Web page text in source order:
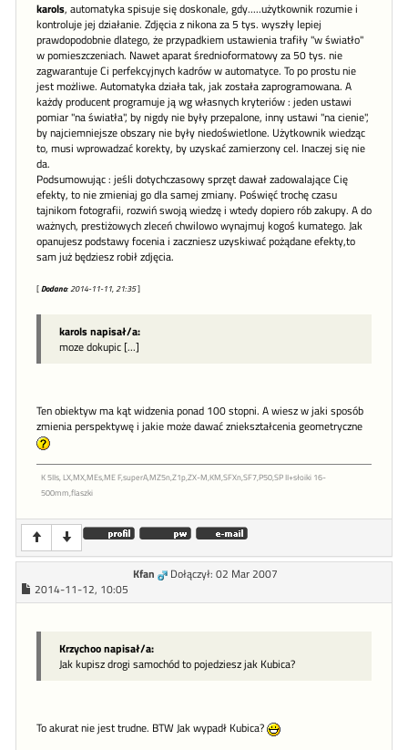
karols, automatyka spisuje się doskonale, gdy.....użytkownik rozumie i
kontroluje jej działanie. Zdjęcia z nikona za 5 tys. wyszły lepiej
prawdopodobnie dlatego, że przypadkiem ustawienia trafiły "w światło"
w pomieszczeniach. Nawet aparat średnioformatowy za 50 tys. nie
zagwarantuje Ci perfekcyjnych kadrów w automatyce. To po prostu nie
jest możliwe. Automatyka działa tak, jak została zaprogramowana. A
każdy producent programuje ją wg własnych kryteriów : jeden ustawi
pomiar "na światła", by nigdy nie były przepalone, inny ustawi "na cienie",
by najciemniejsze obszary nie były niedoświetlone. Użytkownik wiedząc
to, musi wprowadzać korekty, by uzyskać zamierzony cel. Inaczej się nie
da.
Podsumowując : jeśli dotychczasowy sprzęt dawał zadowalające Cię
efekty, to nie zmieniaj go dla samej zmiany. Poświęć trochę czasu
tajnikom fotografii, rozwiń swoją wiedzę i wtedy dopiero rób zakupy. A do
ważnych, prestiżowych zleceń chwilowo wynajmuj kogoś kumatego. Jak
opanujesz podstawy focenia i zaczniesz uzyskiwać pożądane efekty,to
sam już będziesz robił zdjęcia.
[Dodano: 2014-11-11, 21:35]
karols napisał/a:
moze dokupic [...]
Ten obiektyw ma kąt widzenia ponad 100 stopni. A wiesz w jaki sposób
zmienia perspektywę i jakie może dawać zniekształcenia geometryczne
K 5IIs, LX,MX,MEs,ME F,superA,MZ5n,Z1p,ZX-M,KM,SFXn,SF7,P50,SP II+słoiki 16-
500mm,flaszki
Kfan
Dołączył: 02 Mar 2007
2014-11-12, 10:05
Krzychoo napisał/a:
Jak kupisz drogi samochód to pojedziesz jak Kubica?
To akurat nie jest trudne. BTW Jak wypadł Kubica?